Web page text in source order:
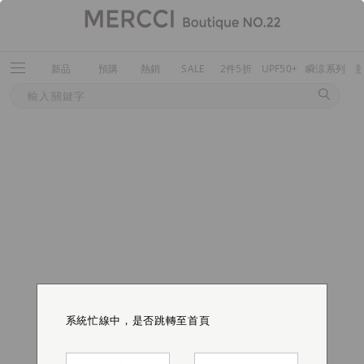
新品 預購 熱銷 SALE 2件5折 UPF50+ 瞬涼系列
系統忙線中，是否跳轉至首頁
系統忙線中，是否跳轉至首頁
系統忙線中，是否跳轉至首頁
系統忙線中，是否跳轉至首頁
系統忙線中，是否跳轉至首頁